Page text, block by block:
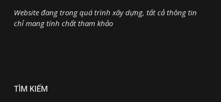
Website đang trong quá trình xây dựng, tất cả thông tin
chỉ mang tính chất tham khảo
TÌM KIẾM